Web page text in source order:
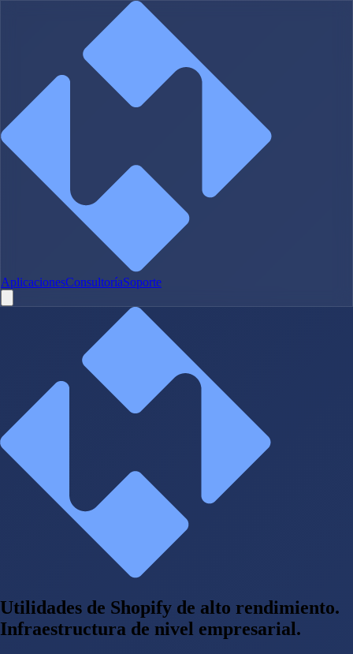
AplicacionesConsultoríaSoporte
Utilidades de Shopify de alto rendimiento.
Infraestructura de nivel empresarial.